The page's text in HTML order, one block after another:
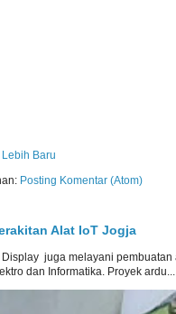
Lebih Baru
Posting Komentar (Atom)
Alat IoT Jogja
juga melayani
dan Informatika. Proyek ardu...